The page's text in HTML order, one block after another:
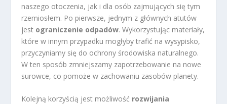
naszego otoczenia, jak i dla osób zajmujących się tym
rzemiosłem. Po pierwsze, jednym z głównych atutów
jest ograniczenie odpadów. Wykorzystując materiały,
które w innym przypadku mogłyby trafić na wysypisko,
przyczyniamy się do ochrony środowiska naturalnego.
W ten sposób zmniejszamy zapotrzebowanie na nowe
surowce, co pomoże w zachowaniu zasobów planety.
Kolejną korzyścią jest możliwość rozwijania